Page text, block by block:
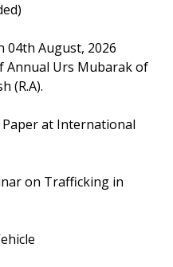
04th August, 2026
Annual Urs Mubarak of
(R.A).
Paper at International
on Trafficking in